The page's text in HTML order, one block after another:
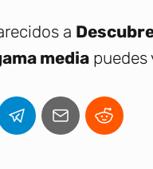
a
media puedes